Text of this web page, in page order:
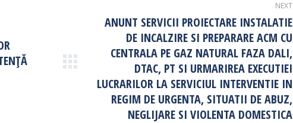
NEXT
post:
ANUNT SERVICII PROIECTARE INSTALATIE
DE INCALZIRE SI PREPARARE ACM CU
CENTRALA PE GAZ NATURAL FAZA DALI,
DTAC, PT SI URMARIREA EXECUTIEI
LUCRARILOR LA SERVICIUL INTERVENTIE IN
REGIM DE URGENTA, SITUATII DE ABUZ,
NEGLIJARE SI VIOLENTA DOMESTICA